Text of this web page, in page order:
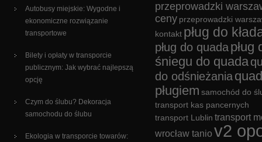
Autobusy miejskie: Wygodne i
ekonomiczne rozwiązanie
transportowe
Bilety i opłaty w transporcie
publicznym: Jak wybrać najlepszą
opcję
Czym do ślubu? Dekoracja
samochodu do ślubu
Ekologia w transporcie towarów:
przeprowadzki
ceny przeprowadzki
kontakt pług do
pług do quada pług
śniegu do quada
do odśnieżania
pługiem samochód do
transport kas pancernych
transport Lublin transport
wrocław tanio v2